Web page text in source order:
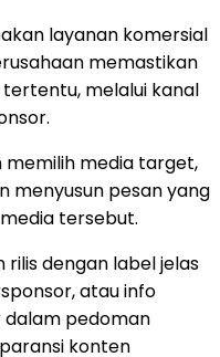
layanan komersial
memastikan
melalui kanal
media target,
menyusun pesan yang
tersebut.
rilis dengan label jelas
atau info
dalam pedoman
konten